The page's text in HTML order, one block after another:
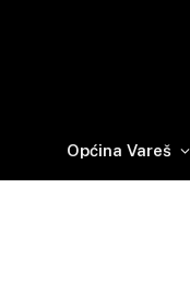
Općina Vareš